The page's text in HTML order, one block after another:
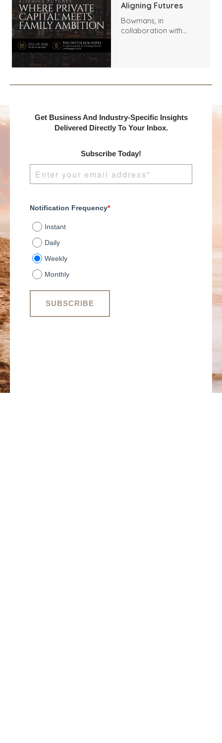
Aligning Futures
Bowmans, in
collaboration with
Get Business And Industry-Specific Insights
Delivered Directly To Your Inbox.
Subscribe Today!
Notification Frequency*
Instant
Daily
Weekly
Monthly